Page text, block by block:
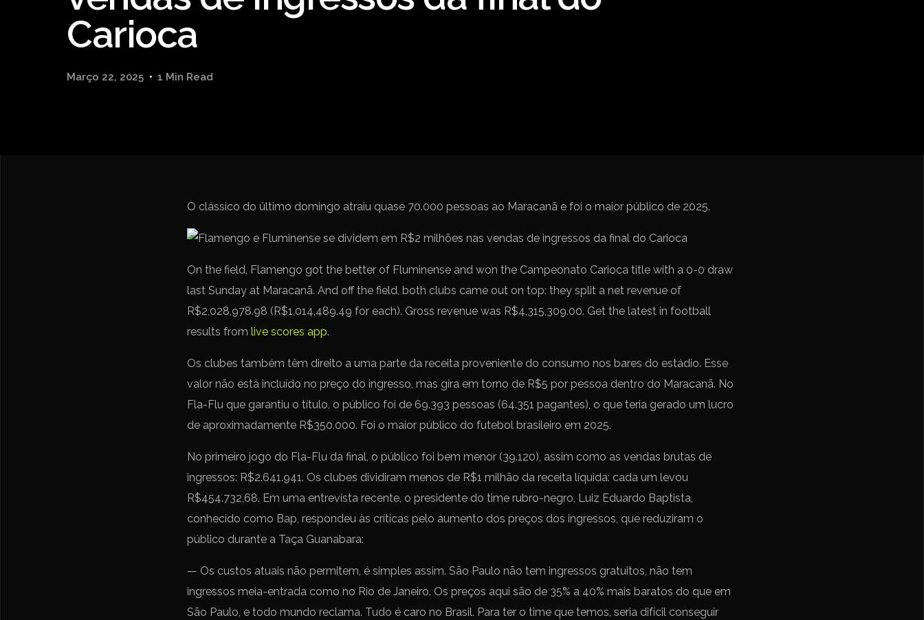
Spanish La Liga
Carioca
Março 22, 2025 1 Min Read
O clássico do último domingo atraiu quase 70.000 pessoas ao Maracanã e foi o maior público de 2025.
On the field, Flamengo got the better of Fluminense and won the Campeonato Carioca title with a 0-0 draw
last Sunday at Maracanã. And off the field, both clubs came out on top: they split a net revenue of
R$2,028,978.98 (R$1,014,489.49 for each). Gross revenue was R$4,315,309.00. Get the latest in football
results from live scores app.
Os clubes também têm direito a uma parte da receita proveniente do consumo nos bares do estádio. Esse
valor não está incluído no preço do ingresso, mas gira em torno de R$5 por pessoa dentro do Maracanã. No
Fla-Flu que garantiu o título, o público foi de 69.393 pessoas (64.351 pagantes), o que teria gerado um lucro
de aproximadamente R$350.000. Foi o maior público do futebol brasileiro em 2025.
No primeiro jogo do Fla-Flu da final, o público foi bem menor (39.120), assim como as vendas brutas de
ingressos: R$2.641.941. Os clubes dividiram menos de R$1 milhão da receita líquida: cada um levou
R$454.732,68. Em uma entrevista recente, o presidente do time rubro-negro, Luiz Eduardo Baptista,
conhecido como Bap, respondeu às críticas pelo aumento dos preços dos ingressos, que reduziram o
público durante a Taça Guanabara:
— Os custos atuais não permitem, é simples assim. São Paulo não tem ingressos gratuitos, não tem
ingressos meia-entrada como no Rio de Janeiro. Os preços aqui são de 35% a 40% mais baratos do que em
São Paulo, e todo mundo reclama. Tudo é caro no Brasil. Para ter o time que temos, seria difícil conseguir